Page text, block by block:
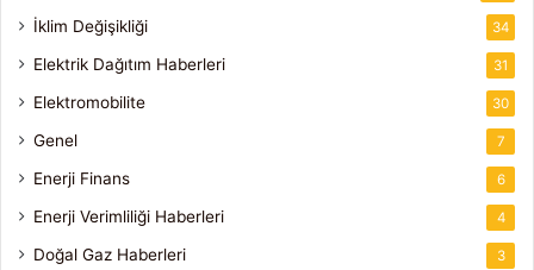
İklim Değişikliği 34
Elektrik Dağıtım Haberleri 31
Elektromobilite 30
Genel 7
Enerji Finans 6
Enerji Verimliliği Haberleri 4
Doğal Gaz Haberleri 3